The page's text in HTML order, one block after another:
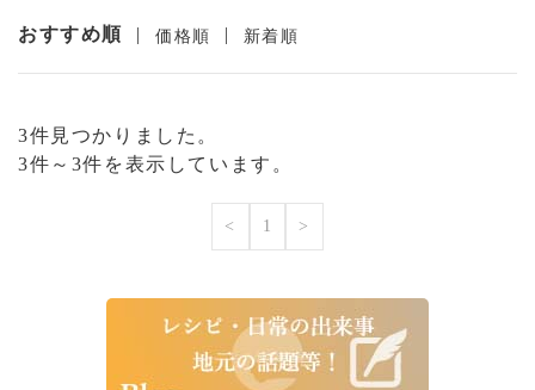
おすすめ順 | 価格順 | 新着順
3件見つかりました。
3件～3件を表示しています。
< 1 >